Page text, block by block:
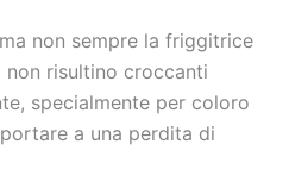
non sempre la friggitrice
non risultino croccanti
specialmente per coloro
a una perdita di